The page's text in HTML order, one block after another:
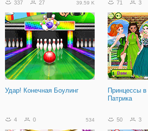
337 27 39.59 K
Удар! Конечная Боулинг
71 3
Принцессы в
Патрика
4 0 534 50 3